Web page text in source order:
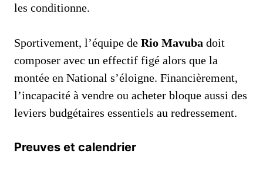
les conditionne.
Sportivement, l’équipe de Rio Mavuba doit
composer avec un effectif figé alors que la
montée en National s’éloigne. Financièrement,
l’incapacité à vendre ou acheter bloque aussi des
leviers budgétaires essentiels au redressement.
Preuves et calendrier